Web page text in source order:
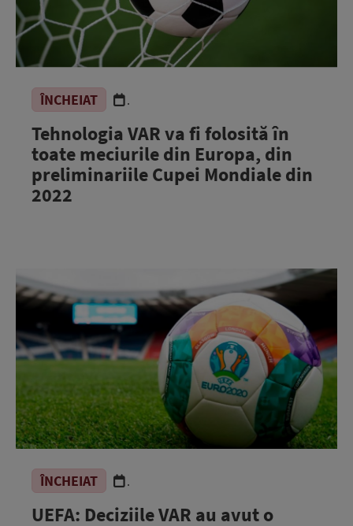
ÎNCHEIAT .
Tehnologia VAR va fi folosită în
toate meciurile din Europa, din
preliminariile Cupei Mondiale din
2022
ÎNCHEIAT .
UEFA: Deciziile VAR au avut o